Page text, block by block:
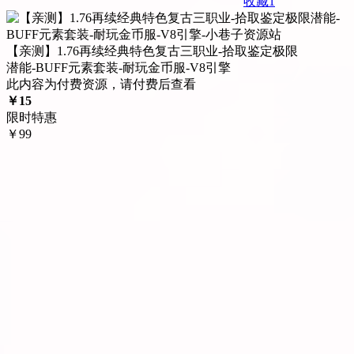
【亲测】1.76再续经典特色复古三职业-拾取鉴定极限
潜能-BUFF元素套装-耐玩金币服-V8引擎
此内容为付费资源，请付费后查看
￥15
限时特惠
￥99